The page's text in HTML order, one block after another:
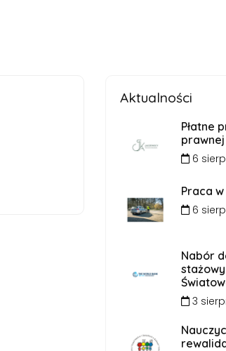
Aktualności
Płatne
prawnej
6
Praca
6
Nabór
3